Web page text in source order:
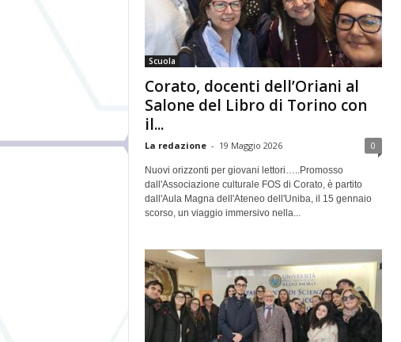
Scuola
Corato, docenti dell’Oriani al
Salone del Libro di Torino con
il...
La redazione - 19 Maggio 2026 0
Nuovi orizzonti per giovani lettori…..Promosso
dall'Associazione culturale FOS di Corato, è partito
dall'Aula Magna dell'Ateneo dell'Uniba, il 15 gennaio
scorso, un viaggio immersivo nella...